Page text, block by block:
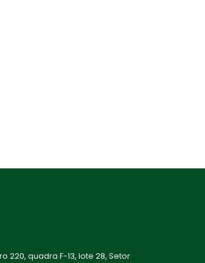
220, quadra F-13, lote 28, Setor